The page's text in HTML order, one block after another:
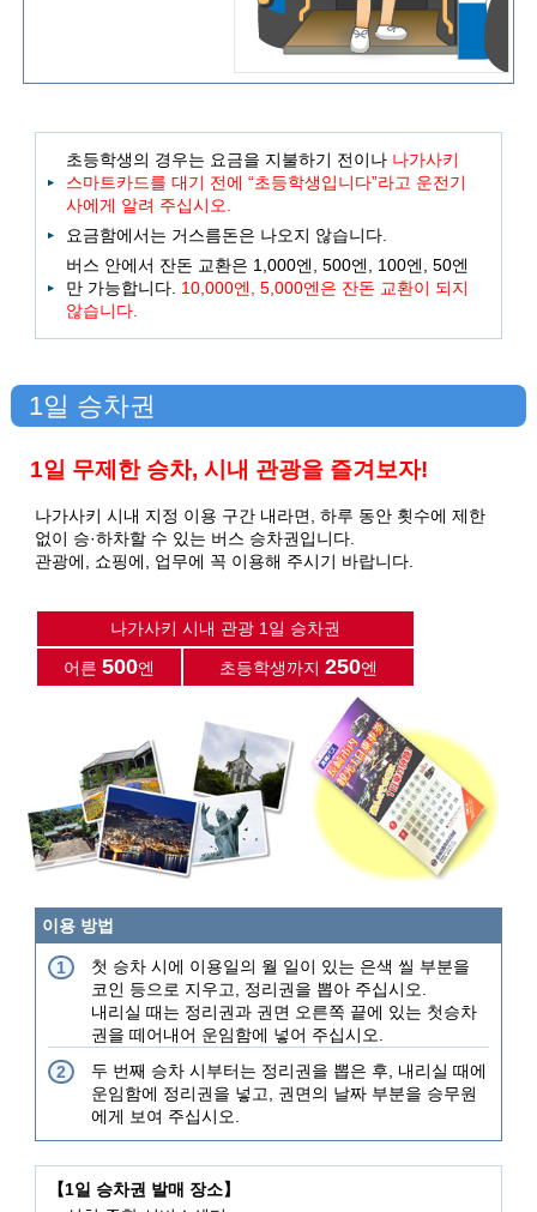
초등학생의 경우는 요금을 지불하기 전이나 나가사키
스마트카드를 대기 전에 “초등학생입니다”라고 운전기
사에게 알려 주십시오.
요금함에서는 거스름돈은 나오지 않습니다.
버스 안에서 잔돈 교환은 1,000엔, 500엔, 100엔, 50엔
만 가능합니다. 10,000엔, 5,000엔은 잔돈 교환이 되지
않습니다.
1일 승차권
1일 무제한 승차, 시내 관광을 즐겨보자!
나가사키 시내 지정 이용 구간 내라면, 하루 동안 횟수에 제한
없이 승·하차할 수 있는 버스 승차권입니다.
관광에, 쇼핑에, 업무에 꼭 이용해 주시기 바랍니다.
나가사키 시내 관광 1일 승차권
어른 500엔 초등학생까지 250엔
이용 방법
1
첫 승차 시에 이용일의 월 일이 있는 은색 씰 부분을
코인 등으로 지우고, 정리권을 뽑아 주십시오.
내리실 때는 정리권과 권면 오른쪽 끝에 있는 첫승차
권을 떼어내어 운임함에 넣어 주십시오.
2
두 번째 승차 시부터는 정리권을 뽑은 후, 내리실 때에
운임함에 정리권을 넣고, 권면의 날짜 부분을 승무원
에게 보여 주십시오.
【1일 승차권 발매 장소】